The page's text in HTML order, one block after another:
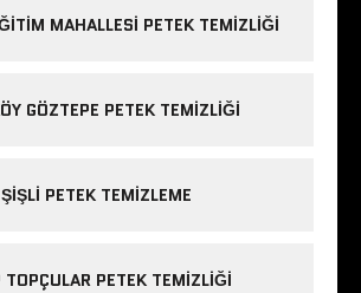
MAHALLESI PETEK TEMIZLIĞI
GÖZTEPE PETEK TEMIZLIĞI
ŞIŞLI PETEK TEMIZLEME
TOPÇULAR PETEK TEMIZLIĞI